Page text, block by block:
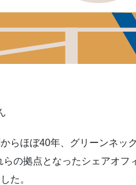
らほぼ40年、グリーンネッ
の拠点となったシェアオフ
た。